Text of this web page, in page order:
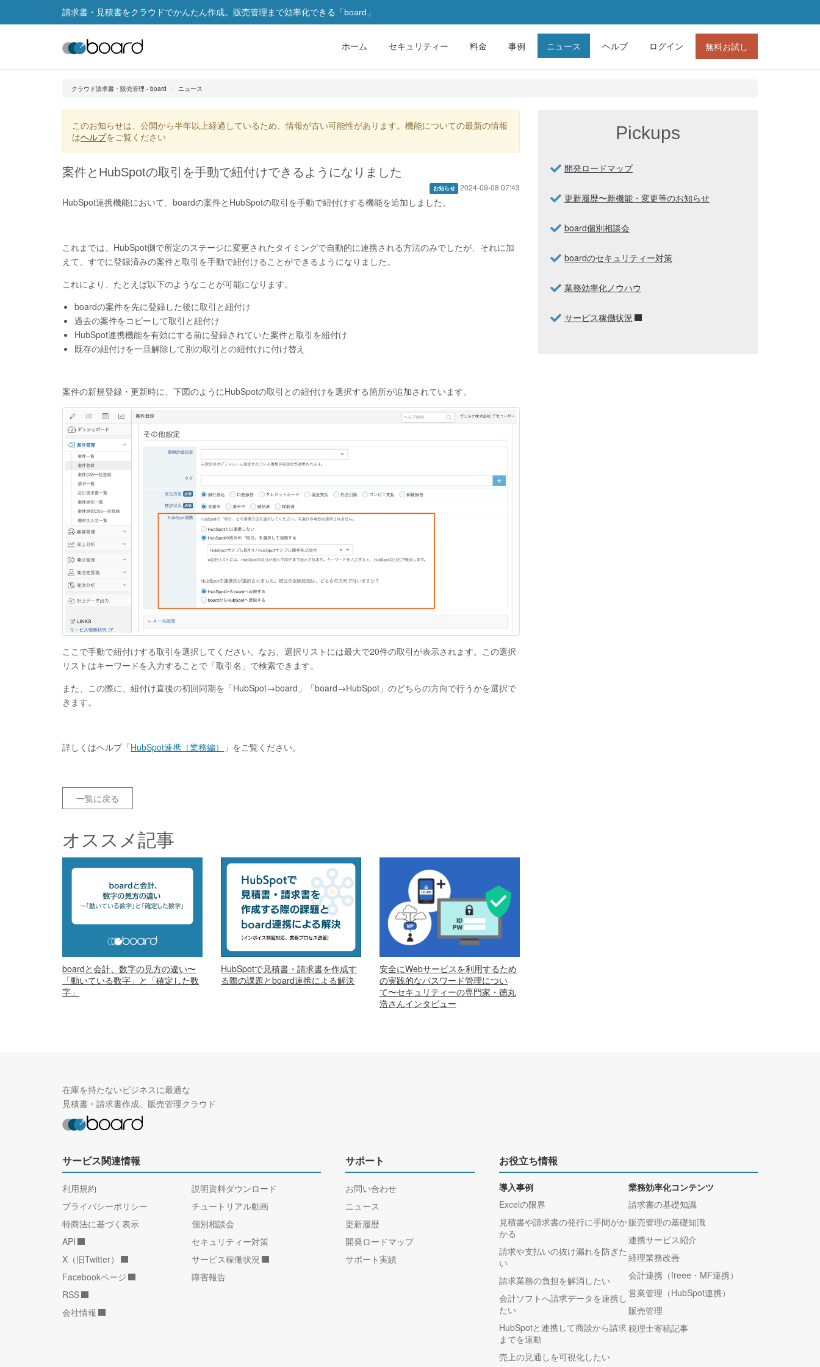
請求書・見積書をクラウドでかんたん作成。販売管理まで効率化できる「board」
ホーム セキュリティー 料金 事例 ニュース ヘルプ ログイン 無料お試し
クラウド請求書・販売管理 - board ニュース
このお知らせは、公開から半年以上経過しているため、情報が古い可能性があります。機能についての最新の情報
はヘルプをご覧ください
案件とHubSpotの取引を手動で紐付けできるようになりました
お知らせ 2024-09-08 07:43
HubSpot連携機能において、boardの案件とHubSpotの取引を手動で紐付けする機能を追加しました。
これまでは、HubSpot側で所定のステージに変更されたタイミングで自動的に連携される方法のみでしたが、それに加
えて、すでに登録済みの案件と取引を手動で紐付けることができるようになりました。
これにより、たとえば以下のようなことが可能になります。
boardの案件を先に登録した後に取引と紐付け
過去の案件をコピーして取引と紐付け
HubSpot連携機能を有効にする前に登録されていた案件と取引を紐付け
既存の紐付けを一旦解除して別の取引との紐付けに付け替え
案件の新規登録・更新時に、下図のようにHubSpotの取引との紐付けを選択する箇所が追加されています。
ここで手動で紐付けする取引を選択してください。なお、選択リストには最大で20件の取引が表示されます。この選択
リストはキーワードを入力することで「取引名」で検索できます。
また、この際に、紐付け直後の初回同期を「HubSpot→board」「board→HubSpot」のどちらの方向で行うかを選択で
きます。
詳しくはヘルプ「HubSpot連携（業務編） 」をご覧ください。
一覧に戻る
オススメ記事
boardと会計、数字の見方の違い〜
「動いている数字」と「確定した数
字」
HubSpotで見積書・請求書を作成す
る際の課題とboard連携による解決
安全にWebサービスを利用するため
の実践的なパスワード管理につい
て〜セキュリティーの専門家・徳丸
浩さんインタビュー
Pickups
開発ロードマップ
更新履歴〜新機能・変更等のお知らせ
board個別相談会
boardのセキュリティー対策
業務効率化ノウハウ
サービス稼働状況
在庫を持たないビジネスに最適な
見積書・請求書作成、販売管理クラウド
サービス関連情報
利用規約
プライバシーポリシー
特商法に基づく表示
API
X（旧Twitter）
Facebookページ
RSS
会社情報
説明資料ダウンロード
チュートリアル動画
個別相談会
セキュリティー対策
サービス稼働状況
障害報告
サポート
お問い合わせ
ニュース
更新履歴
開発ロードマップ
サポート実績
お役立ち情報
導入事例
Excelの限界
見積書や請求書の発行に手間がか
かる
請求や支払いの抜け漏れを防ぎた
い
請求業務の負担を解消したい
会計ソフトへ請求データを連携し
たい
HubSpotと連携して商談から請求
までを連動
売上の見通しを可視化したい
業務効率化コンテンツ
請求書の基礎知識
販売管理の基礎知識
連携サービス紹介
経理業務改善
会計連携（freee・MF連携）
営業管理（HubSpot連携）
販売管理
税理士寄稿記事